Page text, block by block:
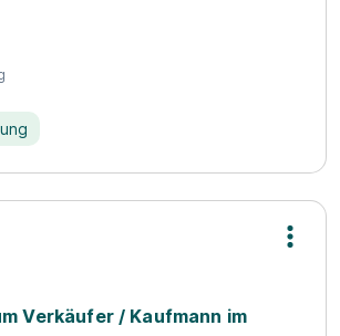
Verkäufer / Kaufmann im